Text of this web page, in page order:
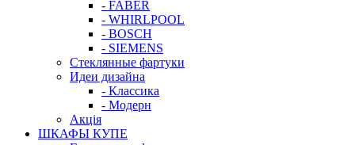
- FABER
- WHIRLPOOL
- BOSCH
- SIEMENS
Стеклянные фартуки
Идеи дизайна
- Класcика
- Модерн
Акція
ШКАФЫ КУПЕ